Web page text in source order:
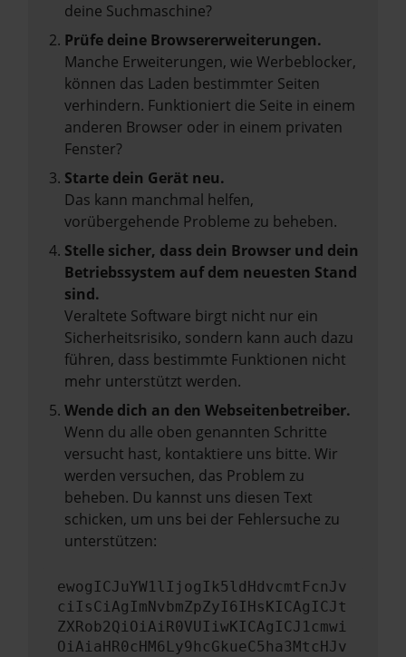
deine Suchmaschine?
Prüfe deine Browsererweiterungen.
Manche Erweiterungen, wie Werbeblocker,
können das Laden bestimmter Seiten
verhindern. Funktioniert die Seite in einem
anderen Browser oder in einem privaten
Fenster?
Starte dein Gerät neu.
Das kann manchmal helfen,
vorübergehende Probleme zu beheben.
Stelle sicher, dass dein Browser und dein
Betriebssystem auf dem neuesten Stand
sind.
Veraltete Software birgt nicht nur ein
Sicherheitsrisiko, sondern kann auch dazu
führen, dass bestimmte Funktionen nicht
mehr unterstützt werden.
Wende dich an den Webseitenbetreiber.
Wenn du alle oben genannten Schritte
versucht hast, kontaktiere uns bitte. Wir
werden versuchen, das Problem zu
beheben. Du kannst uns diesen Text
schicken, um uns bei der Fehlersuche zu
unterstützen:
ewogICJuYW1lIjogIk5ldHdvcmtFcnJv
ciIsCiAgImNvbmZpZyI6IHsKICAgICJt
ZXRob2QiOiAiR0VUIiwKICAgICJ1cmwi
OiAiaHR0cHM6Ly9hcGkueC5ha3MtcHJv